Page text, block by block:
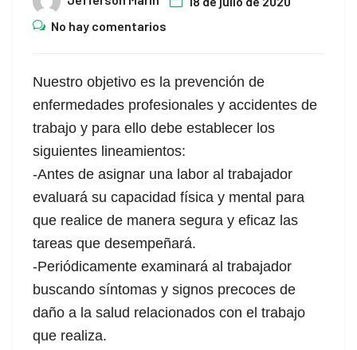
No hay comentarios
Nuestro objetivo es la prevención de
enfermedades profesionales y accidentes de
trabajo y para ello debe establecer los
siguientes lineamientos:
-Antes de asignar una labor al trabajador
evaluará su capacidad física y mental para
que realice de manera segura y eficaz las
tareas que desempeñará.
-Periódicamente examinará al trabajador
buscando síntomas y signos precoces de
daño a la salud relacionados con el trabajo
que realiza.